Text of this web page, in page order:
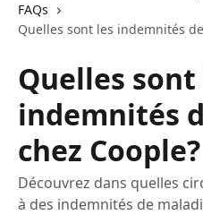
FAQs
Quelles sont les indemnités
Quelles sont
indemnités
chez Coople?
Découvrez dans quelles
à des indemnités de